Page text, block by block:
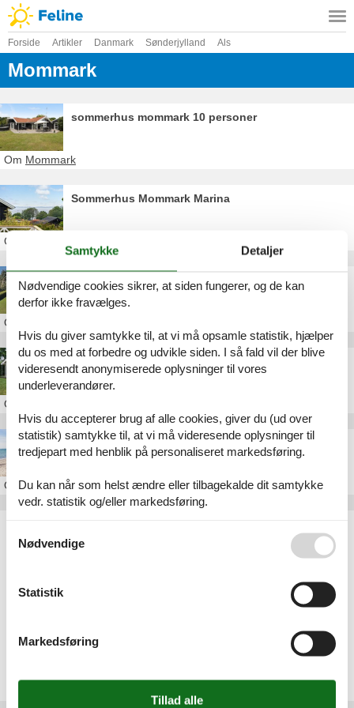
Forside Artikler Danmark Sønderjylland Als
Mommark
sommerhus mommark 10 personer
Om Mommark
Sommerhus Mommark Marina
Om
Sommerhus Mommark havn
Om
Sommerhus Fiskervej Mommark
Om
Sommerhus i Mommark
OmMommark
Alle
Danmark
Mommark
Samtykke Detaljer
Nødvendige cookies sikrer, at siden fungerer, og de kan
derfor ikke fravælges.
Hvis du giver samtykke til, at vi må opsamle statistik, hjælper
du os med at forbedre og udvikle siden. I så fald vil der blive
videresendt anonymiserede oplysninger til vores
underleverandører.
Hvis du accepterer brug af alle cookies, giver du (ud over
statistik) samtykke til, at vi må videresende oplysninger til
tredjepart med henblik på personaliseret markedsføring.
Du kan når som helst ændre eller tilbagekalde dit samtykke
vedr. statistik og/eller markedsføring.
Nødvendige
Statistik
Markedsføring